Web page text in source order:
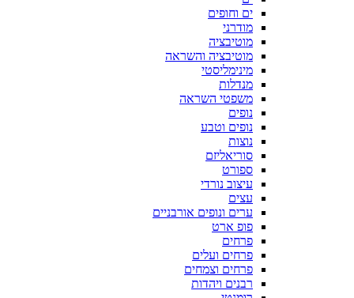
ים וחופים
מודרני
מוטיבציה
מוטיבציה והשראה
מינימליסטי
מנדלות
משפטי השראה
נופים
נופים וטבע
נוצות
סוריאליזם
ספורט
עיצוב נורדי
עצים
ערים ונופים אורבניים
פופ ארט
פרחים
פרחים ועלים
פרחים וצמחים
רבנים ויהדות